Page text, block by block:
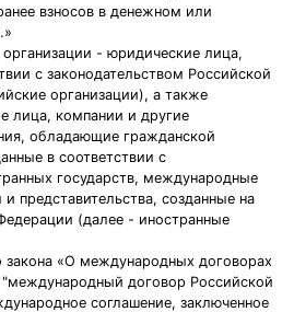
взносов в денежном или
- юридические лица,
с законодательством Российской
организации), а также
лица, компании и другие
обладающие гражданской
в соответствии с
государств, международные
представительства, созданные на
(далее - иностранные
закона «О международных договорах
договор Российской
соглашение, заключенное